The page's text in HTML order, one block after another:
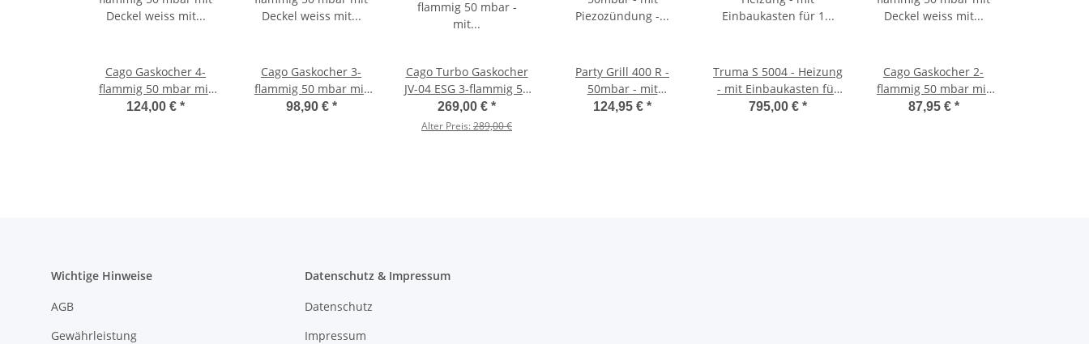
Cago Gaskocher 4-
flammig 50 mbar mit
Deckel weiss mit
124,00 € *
Cago Gaskocher 3-
flammig 50 mbar mit
Deckel weiss mit
98,90 € *
Cago Turbo Gaskocher
JV-04 ESG 3-flammig 50
mbar - mit
Glaskochfeld
269,00 € *
Alter Preis:289,00 €
Party Grill 400 R -
50mbar - mit
Piezozündung -
124,95 € *
Truma S 5004 - Heizung
- mit Einbaukasten für
1 Gebläse - ohne
795,00 € *
Cago Gaskocher 2-
flammig 50 mbar mit
Deckel weiss mit
87,95 € *
Wichtige Hinweise
AGB
Gewährleistung
Datenschutz & Impressum
Datenschutz
Impressum